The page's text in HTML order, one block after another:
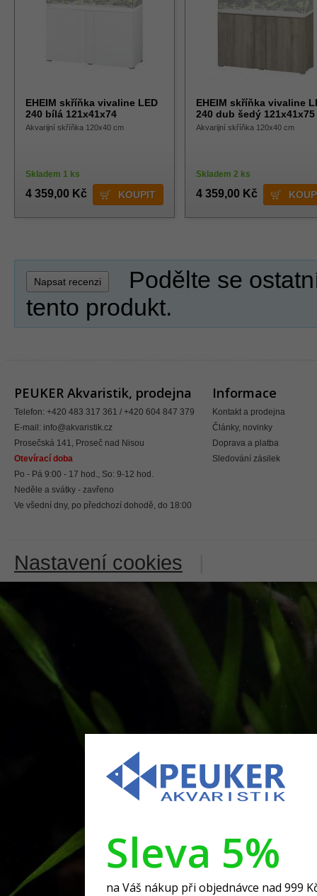
EHEIM skříňka vivaline LED
240 bílá 121x41x74
Akvarijní skříňka 120x40 cm
Skladem 1 ks
4 359,00 Kč
EHEIM skříňka vivaline
240 dub šedý 121x41x75
Akvarijní skříňka 120x40 cm
Skladem 2 ks
4 359,00 Kč
Napsat recenzi
Podělte se
tento produkt.
PEUKER Akvaristik, prodejna
Telefon: +420 483 317 361 / +420 604 847 379
E-mail: info@akvaristik.cz
Prosečská 141, Proseč nad Nisou
Otevírací doba
Po - Pá 9:00 - 17 hod., So: 9-12 hod.
Neděle a svátky - zavřeno
Ve všední dny, po předchozí dohodě, do 18:00
Informace
Kontakt a prodejna
Články, novinky
Doprava a platba
Sledování zásilek
Nastavení cookies
Sleva 5%
na Váš nákup při objednávce nad 999